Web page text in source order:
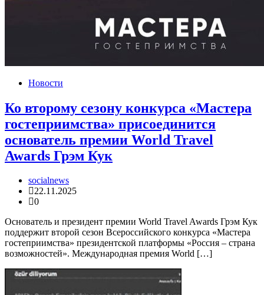
Новости
Ко второму сезону конкурса «Мастера
гостеприимства» присоединится
основатель премии World Travel
Awards Грэм Кук
socialnews
22.11.2025
0
Основатель и президент премии World Travel Awards Грэм Кук
поддержит второй сезон Всероссийского конкурса «Мастера
гостеприимства» президентской платформы «Россия – страна
возможностей». Международная премия World […]